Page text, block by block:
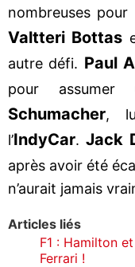
nombreuses pour
Valtteri Bottas
autre défi. Paul
pour
Schumacher,
l’IndyCar. Jack
après avoir été
n’aurait jamais
Articles liés
F1 : Hamilton
Ferrari !